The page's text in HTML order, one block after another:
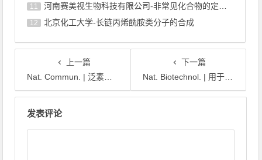
11 河南赛美视生物科技有限公司-非常见化合物的定制合成，工艺研发
12 北京化工大学-长链丙烯酰胺类分子的合成
上一篇
Nat. Commun. | 泛素连接酶HUWE1选择性泛素化药物小分子
下一篇
Nat. Biotechnol. | 用于靶向癌症治疗的抗体-瓶刷前药偶联物
发表评论